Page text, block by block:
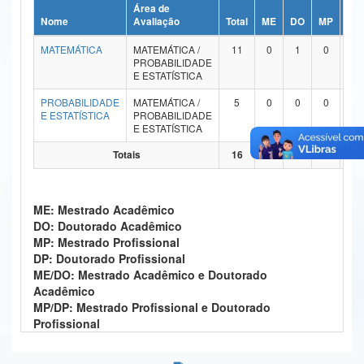
Ministério da Ciência, Tecnologia, Inovações e Comunicações
Ministério do Meio Ambiente
Ministério do Desenvolvimento Regional
Controladoria-Geral da União
Secretaria-Geral
Secretaria de Governo
Gabinete de Segurança Institucional
Advocacia-Geral da União
Nome
Área de
Avaliação
Total ME DO MP
MATEMÁTICA
MATEMÁTICA /
PROBABILIDADE
E ESTATÍSTICA
11 0 1 0
PROBABILIDADE
E ESTATÍSTICA
MATEMÁTICA /
PROBABILIDADE
E ESTATÍSTICA
5 0 0 0
Totais 16 0 1 0
ME: Mestrado Acadêmico
DO: Doutorado Acadêmico
MP: Mestrado Profissional
DP: Doutorado Profissional
ME/DO: Mestrado Acadêmico e Doutorado
Acadêmico
MP/DP: Mestrado Profissional e Doutorado
Profissional